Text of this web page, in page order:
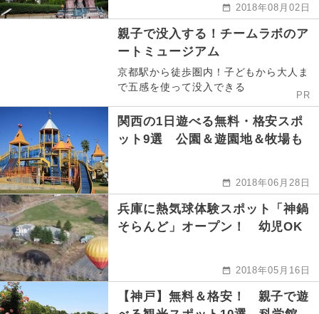
2018年08月02日
親子で没入する！チームラボのア
ートミュージアム
京都駅から徒歩圏内！子どもから大人ま
で五感を使って没入できる
PR
関西の1日遊べる無料・格安スポ
ット9選 公園＆遊園地＆牧場も
2018年06月28日
兵庫に熱気球体験スポット「神鍋
そらんど」オープン！ 幼児OK
2018年05月16日
【神戸】無料＆格安！ 親子で遊